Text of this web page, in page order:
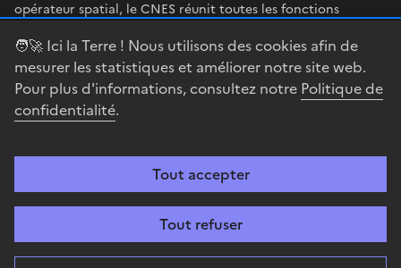
🧑‍🚀 Ici la Terre ! Nous utilisons des cookies afin de
mesurer les statistiques et améliorer notre site web.
Pour plus d'informations, consultez notre Politique de
confidentialité.
Tout accepter
Tout refuser
opérateur spatial, le CNES réunit toutes les fonctions
en œuvre sa stratégie spatiale.
legifrance.gouv.fr
gouvernement.fr
Accessibilité : partiellement conforme Mentions légales
Gestion des cookies